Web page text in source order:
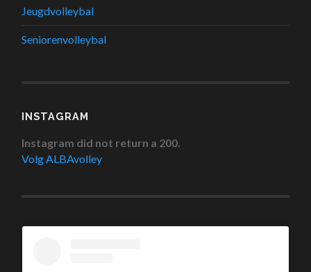
Jeugdvolleybal
Seniorenvolleybal
INSTAGRAM
Instagram did not return a 200.
Volg ALBAvolley